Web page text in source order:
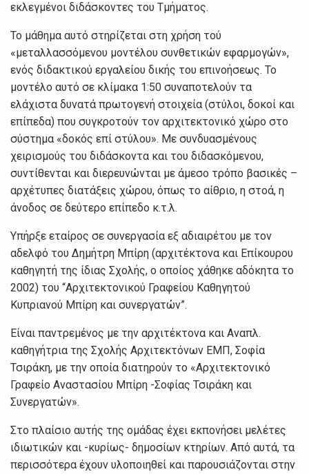
εκλεγμένοι διδάσκοντες του Τμήματος.
Το μάθημα αυτό στηρίζεται στη χρήση τού
«μεταλλασσόμενου μοντέλου συνθετικών εφαρμογών»,
ενός διδακτικού εργαλείου δικής του επινοήσεως. Το
μοντέλο αυτό σε κλίμακα 1:50 συναποτελούν τα
ελάχιστα δυνατά πρωτογενή στοιχεία (στύλοι, δοκοί και
επίπεδα) που συγκροτούν τον αρχιτεκτονικό χώρο στο
σύστημα «δοκός επί στύλου». Με συνδυασμένους
χειρισμούς του διδάσκοντα και του διδασκόμενου,
συντίθενται και διερευνώνται με άμεσο τρόπο βασικές –
αρχέτυπες διατάξεις χώρου, όπως το αίθριο, η στοά, η
άνοδος σε δεύτερο επίπεδο κ.τ.λ.
Υπήρξε εταίρος σε συνεργασία εξ αδιαιρέτου με τον
αδελφό του Δημήτρη Μπίρη (αρχιτέκτονα και Επίκουρου
καθηγητή της ίδιας Σχολής, ο οποίος χάθηκε αδόκητα το
2002) του “Αρχιτεκτονικού Γραφείου Καθηγητού
Κυπριανού Μπίρη και συνεργατών”.
Είναι παντρεμένος με την αρχιτέκτονα και Αναπλ.
καθηγήτρια της Σχολής Αρχιτεκτόνων ΕΜΠ, Σοφία
Τσιράκη, με την οποία διατηρούν το «Αρχιτεκτονικό
Γραφείο Αναστασίου Μπίρη -Σοφίας Τσιράκη και
Συνεργατών».
Στο πλαίσιο αυτής της ομάδας έχει εκπονήσει μελέτες
ιδιωτικών και -κυρίως- δημοσίων κτηρίων. Από αυτά, τα
περισσότερα έχουν υλοποιηθεί και παρουσιάζονται στην